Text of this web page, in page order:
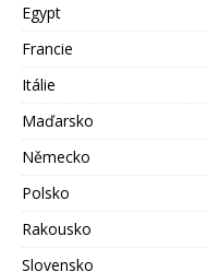
Egypt
Francie
Itálie
Maďarsko
Německo
Polsko
Rakousko
Slovensko